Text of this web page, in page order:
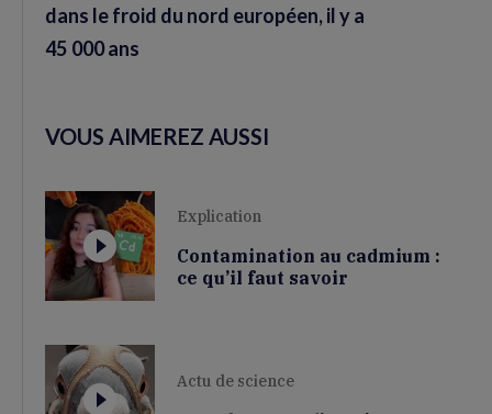
dans le froid du nord européen, il y a
45 000 ans
VOUS AIMEREZ AUSSI
Explication
Contamination au cadmium :
ce qu’il faut savoir
Actu de science